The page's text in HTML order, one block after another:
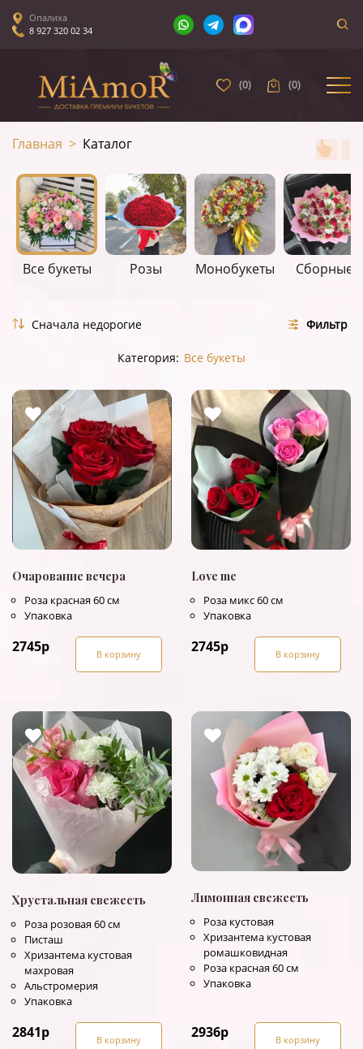
Опалиха
8 927 320 02 34
(0) (0)
Главная > Каталог
Все букеты Розы Монобукеты Сборные
Категория: Все букеты
Фильтр
Очарование вечера
Роза красная 60 см
Упаковка
2745р В корзину
Love me
Роза микс 60 см
Упаковка
2745р В корзину
Хрустальная свежесть
Роза розовая 60 см
Писташ
Хризантема кустовая
махровая
Альстромерия
Упаковка
2841р В корзину
Лимонная свежесть
Роза кустовая
Хризантема кустовая
ромашковидная
Роза красная 60 см
Упаковка
2936р В корзину